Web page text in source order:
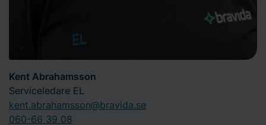
Kent Abrahamsson
Serviceledare EL
kent.abrahamsson@bravida.se
060-66 39 08